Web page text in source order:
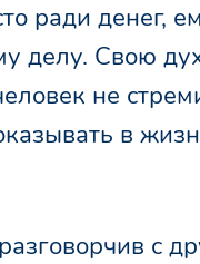
ради денег,
делу. Свою
не
в
с